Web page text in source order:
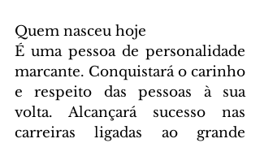
Quem nasceu hoje
É uma pessoa de personalidade
marcante. Conquistará o carinho
e respeito das pessoas à sua
volta. Alcançará sucesso nas
carreiras ligadas ao grande